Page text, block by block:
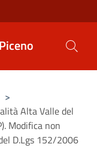
>
Alta Valle del
Modifica non
D.Lgs 152/2006